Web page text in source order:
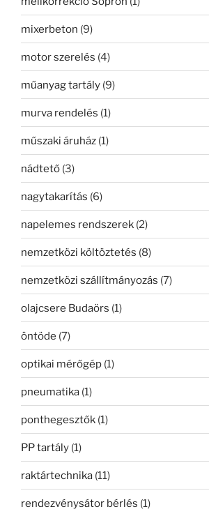
mixerbeton (9)
motor szerelés (4)
műanyag tartály (9)
murva rendelés (1)
műszaki áruház (1)
nádtető (3)
nagytakarítás (6)
napelemes rendszerek (2)
nemzetközi költöztetés (8)
nemzetközi szállítmányozás (7)
olajcsere Budaörs (1)
öntöde (7)
optikai mérőgép (1)
pneumatika (1)
ponthegesztők (1)
PP tartály (1)
raktártechnika (11)
rendezvénysátor bérlés (1)